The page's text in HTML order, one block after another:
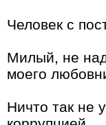
Человек с
Милый, не
моего
Ничто так не